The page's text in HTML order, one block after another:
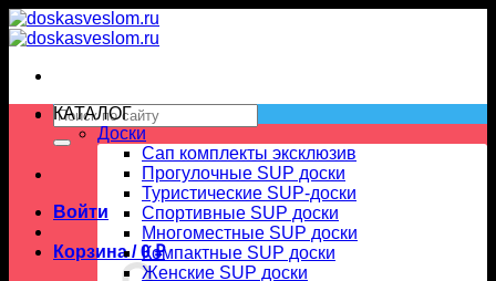
Skip
to
Искать:
Войти
Корзина /0₽
КАТАЛОГ
Доски
Сап комплекты эксклюзив
Прогулочные SUP доски
Туристические SUP-доски
Спортивные SUP доски
Многоместные SUP доски
Компактные SUP доски
Женские SUP доски